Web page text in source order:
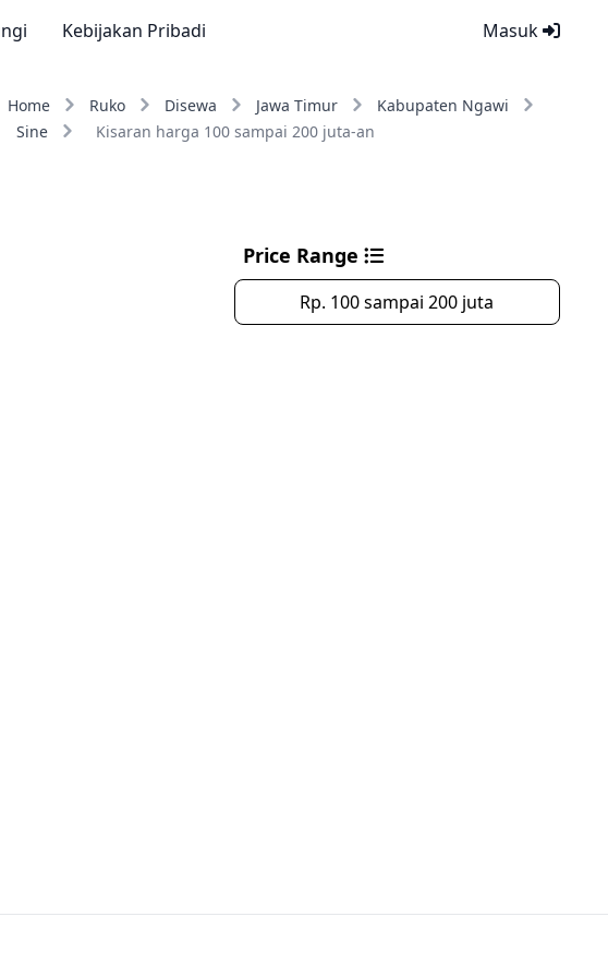
Masuk
Kebijakan Pribadi
Home Ruko Disewa Jawa Timur
Kabupaten Ngawi
Sine
Kisaran harga 100 sampai 200 juta-an
Price Range
Rp. 100 sampai 200 juta